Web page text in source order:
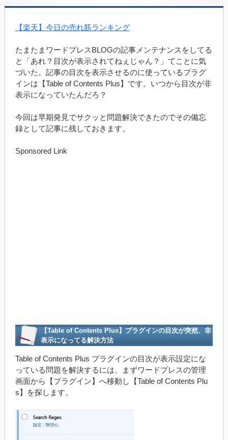
【楽天】今日の売れ筋ランキング
たまたまワードプレスBLOGの記事メンテナンスをしてる
と「あれ？目次が表示されてねぇじゃん？」てことに気
づいた。記事の目次を表示させるのに使っているプラグ
インは【Table of Contents Plus】です。いつから目次が非
表示になっていたんだろ？
今回は早期発見でサクッと問題解決できたのでその備忘
録として記事に残しておきます。
Sponsored Link
【Table of Contents Plus】プラグインの目次が突然、非
表示になってる解決方法
Table of Contents Plus プラグインの目次が表示設定にな
っている問題を解決するには、まずワードプレスの管理
画面から【プラグイン】へ移動し【Table of Contents Plu
s】を探します。